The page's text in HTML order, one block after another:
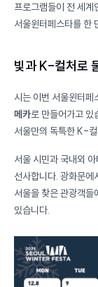
프로그램들이 전 세계인이 공
서울윈터페스타를 한
빛과 K-컬처로
시는 이번 서울윈터페
메카로 만들어가고 있습니다. 각 테마존에서 펼쳐지는
서울 시민과 국내외
선사합니다. 광화문
서울을 찾은 관광객들
있습니다.